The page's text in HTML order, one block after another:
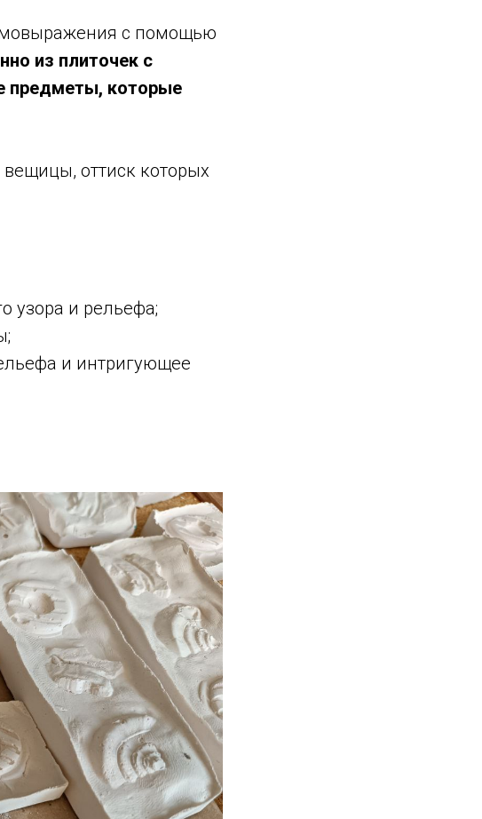
с помощью
из плиточек с
предметы, которые
оттиск которых
узора и рельефа;
и интригующее